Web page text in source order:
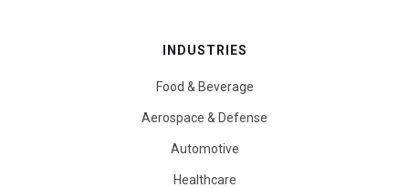
INDUSTRIES
Food & Beverage
Aerospace & Defense
Automotive
Healthcare